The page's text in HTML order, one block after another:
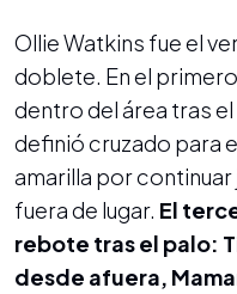
Ollie Watkins fue el
doblete. En el
dentro del área tras
definió cruzado para
amarilla por
fuera de lugar. El
rebote tras el palo:
desde afuera,